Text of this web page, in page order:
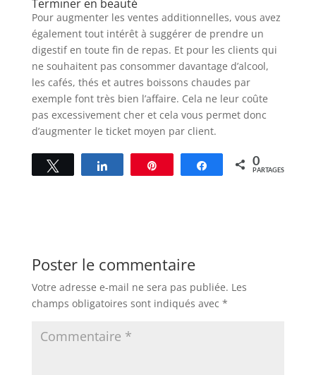
Terminer en beauté
Pour augmenter les ventes additionnelles, vous avez
également tout intérêt à suggérer de prendre un
digestif en toute fin de repas. Et pour les clients qui
ne souhaitent pas consommer davantage d’alcool,
les cafés, thés et autres boissons chaudes par
exemple font très bien l’affaire. Cela ne leur coûte
pas excessivement cher et cela vous permet donc
d’augmenter le ticket moyen par client.
Tweetez Partagez Enregistrer Partagez0
PARTAGES
Poster le commentaire
Votre adresse e-mail ne sera pas publiée. Les
champs obligatoires sont indiqués avec *